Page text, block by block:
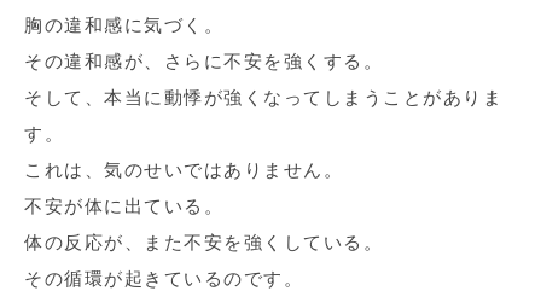
胸の違和感に気づく。
その違和感が、さらに不安を強くする。
そして、本当に動悸が強くなってしまうことがありま
す。
これは、気のせいではありません。
不安が体に出ている。
体の反応が、また不安を強くしている。
その循環が起きているのです。